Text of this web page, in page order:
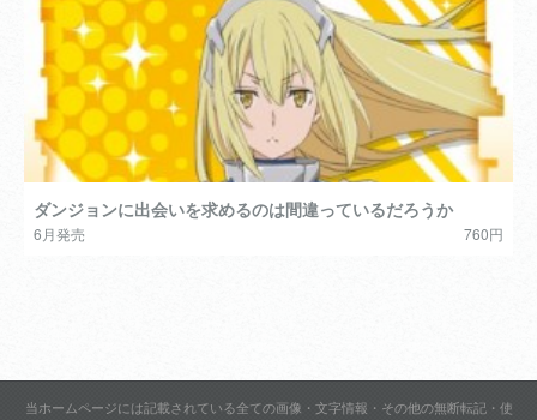
ダンジョンに出会いを求めるのは間違っているだろうか
6月発売 760円
当ホームページには記載されている全ての画像・文字情報・その他の無断転記・使